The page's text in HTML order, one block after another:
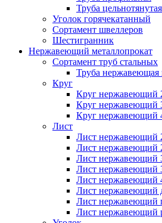
Труба
Уголок горячекатанный
Сортамент швеллеров
Шестигранник
Нержавеющий металлопрокат
Сортамент труб стальных
Труба нержавеющая
Круг
Круг нержавеющий
Круг нержавеющий
Круг нержавеющий
Лист
Лист нержавеющий
Лист нержавеющий
Лист нержавеющий
Лист нержавеющий
Лист нержавеющий
Лист нержавеющий
Лист нержавеющий
Лист нержавеющий